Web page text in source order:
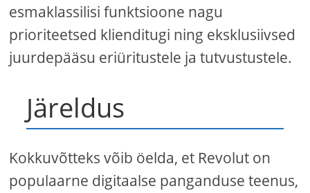
esmaklassilisi funktsioone nagu
prioriteetsed klienditugi ning eksklusiivsed
juurdepääsu eriüritustele ja tutvustustele.
Järeldus
Kokkuvõtteks võib öelda, et Revolut on
populaarne digitaalse panganduse teenus,